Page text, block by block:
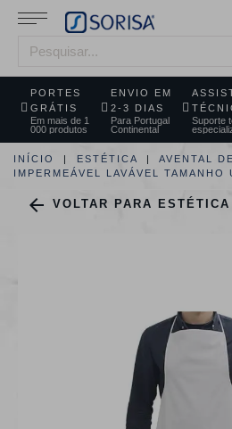
PORTES
GRÁTIS
Em mais de 1
000 produtos
ENVIO EM
2-3 DIAS
Para Portugal
Continental
Suporte
INÍCIO ESTÉTICA
AVENTAL
IMPERMEÁVEL LAVÁVEL TAMANHO
 VOLTAR PARA ESTÉTICA